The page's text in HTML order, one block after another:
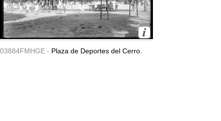
03884FMHGE - Plaza de Deportes del Cerro.